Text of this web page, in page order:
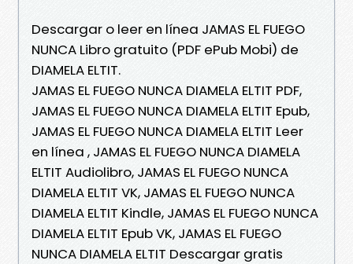
Descargar o leer en línea JAMAS EL FUEGO
NUNCA Libro gratuito (PDF ePub Mobi) de
DIAMELA ELTIT.
JAMAS EL FUEGO NUNCA DIAMELA ELTIT PDF,
JAMAS EL FUEGO NUNCA DIAMELA ELTIT Epub,
JAMAS EL FUEGO NUNCA DIAMELA ELTIT Leer
en línea , JAMAS EL FUEGO NUNCA DIAMELA
ELTIT Audiolibro, JAMAS EL FUEGO NUNCA
DIAMELA ELTIT VK, JAMAS EL FUEGO NUNCA
DIAMELA ELTIT Kindle, JAMAS EL FUEGO NUNCA
DIAMELA ELTIT Epub VK, JAMAS EL FUEGO
NUNCA DIAMELA ELTIT Descargar gratis